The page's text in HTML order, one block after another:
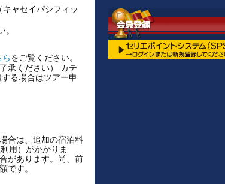
ャセイパシフィッ
をご覧ください。
承ください） カテ
る場合はツアー申
合は、追加の宿泊料
用）がかかりま
があります。尚、前
です。